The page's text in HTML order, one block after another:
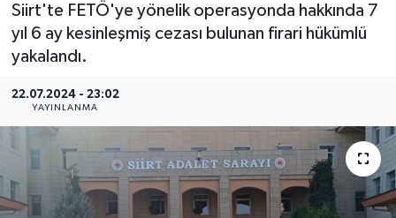
Siirt'te FETÖ'ye yönelik operasyonda hakkında 7
yıl 6 ay kesinleşmiş cezası bulunan firari hükümlü
yakalandı.
22.07.2024 - 23:02
YAYINLANMA
KÜLTÜR-SANAT
Son Dakika Haberleri